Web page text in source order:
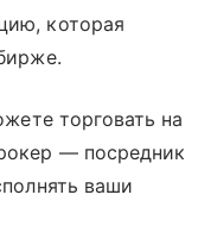
которая
торговать на
— посредник
ваши